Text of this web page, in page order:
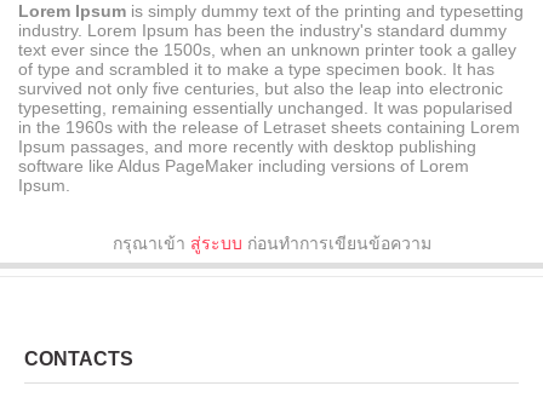
Lorem Ipsum is simply dummy text of the printing and typesetting
industry. Lorem Ipsum has been the industry's standard dummy
text ever since the 1500s, when an unknown printer took a galley
of type and scrambled it to make a type specimen book. It has
survived not only five centuries, but also the leap into electronic
typesetting, remaining essentially unchanged. It was popularised
in the 1960s with the release of Letraset sheets containing Lorem
Ipsum passages, and more recently with desktop publishing
software like Aldus PageMaker including versions of Lorem
Ipsum.
กรุณาเข้า สู่ระบบ ก่อนทำการเขียนข้อความ
CONTACTS